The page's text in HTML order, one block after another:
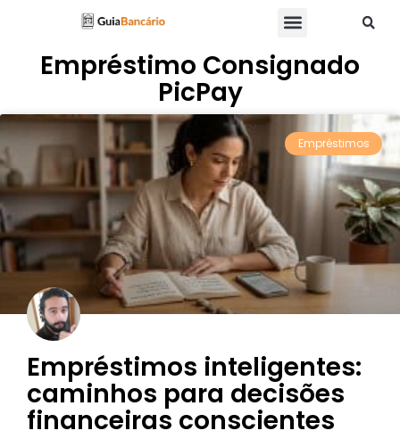
Empréstimo Consignado
PicPay
Empréstimos
Empréstimos inteligentes:
caminhos para decisões
financeiras conscientes